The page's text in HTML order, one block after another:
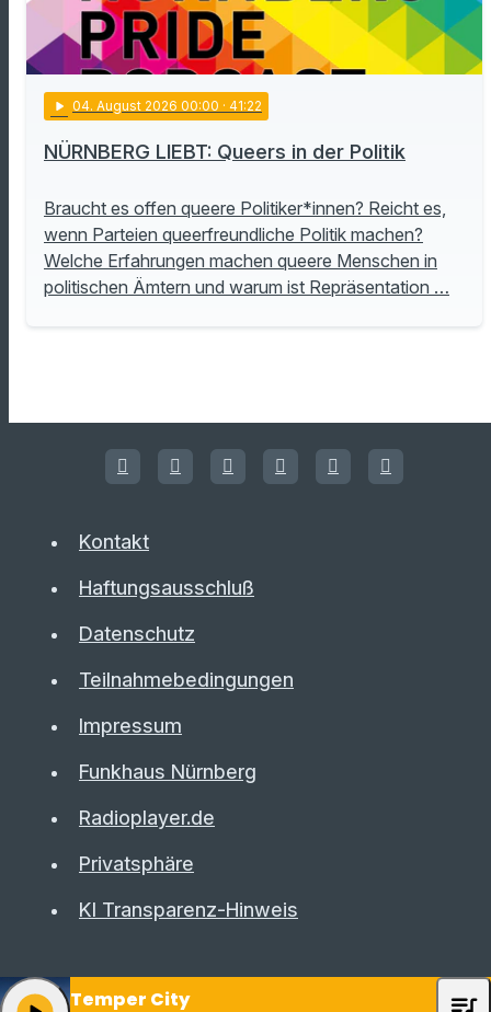
play_arrow 04. August 2026 00:00 · 41:22
NÜRNBERG LIEBT: Queers in der Politik
Braucht es offen queere Politiker*innen? Reicht es,
wenn Parteien queerfreundliche Politik machen?
Welche Erfahrungen machen queere Menschen in
politischen Ämtern und warum ist Repräsentation …
Kontakt
Haftungsausschluß
Datenschutz
Teilnahmebedingungen
Impressum
Funkhaus Nürnberg
Radioplayer.de
Privatsphäre
KI Transparenz-Hinweis
Temper City